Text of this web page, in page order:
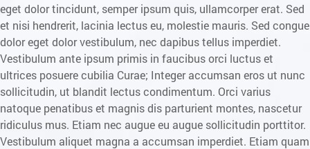
eget dolor tincidunt, semper ipsum quis, ullamcorper erat. Sed
et nisi hendrerit, lacinia lectus eu, molestie mauris. Sed congue
dolor eget dolor vestibulum, nec dapibus tellus imperdiet.
Vestibulum ante ipsum primis in faucibus orci luctus et
ultrices posuere cubilia Curae; Integer accumsan eros ut nunc
sollicitudin, ut blandit lectus condimentum. Orci varius
natoque penatibus et magnis dis parturient montes, nascetur
ridiculus mus. Etiam nec augue eu augue sollicitudin porttitor.
Vestibulum aliquet magna a accumsan imperdiet. Etiam quam